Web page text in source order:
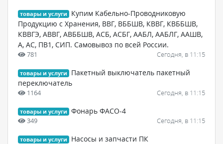
товары и услуги
Купим Кабельно-Проводниковую
Продукцию с Хранения, ВВГ, ВББШВ, КВВГ, КВББШВ,
КВВГЭ, АВВГ, АВББШВ, АСБ, АСБГ, ААБЛ, ААБЛГ, ААШВ,
А, АС, ПВ1, СИП. Самовывоз по всей России.
781 Сегодня, в 11:15
товары и услуги
Пакетный выключатель пакетный
переключатель
1164 Сегодня, в 11:15
товары и услуги Фонарь ФАСО-4
349 Сегодня, в 11:15
товары и услуги
Насосы и запчасти ПК